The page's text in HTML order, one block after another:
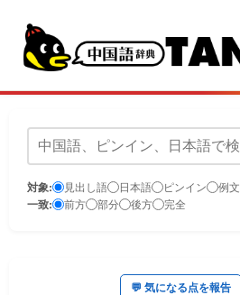
対象: 見出し語 日本語 ピンイン 例文
一致: 前方 部分 後方 完全
💬 気になる点を報告